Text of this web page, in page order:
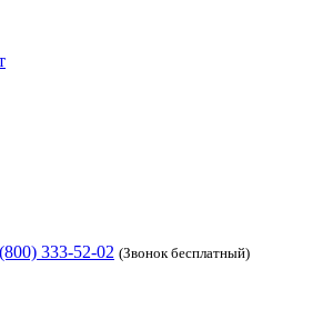
333-52-02 (Звонок бесплатный)